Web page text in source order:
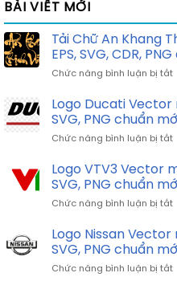
BÀI VIẾT MỚI
Tải Chữ An Khang
EPS, SVG, CDR,
Chức năng bình luận bị tắtở
AI,
Logo Ducati Vector
SVG, PNG chuẩn
Chức năng bình luận bị tắtở
Logo VTV3 Vector
SVG, PNG chuẩn
Chức năng bình luận bị tắtở
Logo Nissan Vector
SVG, PNG chuẩn
Chức năng bình luận bị tắtở